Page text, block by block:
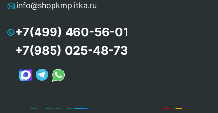
info@shopkmplitka.ru
+7(499) 460-56-01
+7(985) 025-48-73